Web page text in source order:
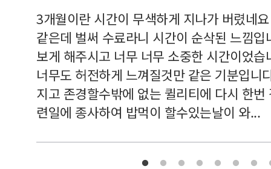
3개월이란 시간이 무색하게 지나가 버렸네
같은데 벌써 수료라니 시간이 순삭된 느낌
보게 해주시고 너무 너무 소중한 시간이었
너무도 허전하게 느껴질것만 같은 기분입니
지고 존경할수밖에 없는 퀼리티에 다시 한
련일에 종사하여 밥먹이 할수있는날이 와...